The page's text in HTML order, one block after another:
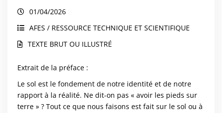
01/04/2026
AFES / RESSOURCE TECHNIQUE ET SCIENTIFIQUE
TEXTE BRUT OU ILLUSTRÉ
Extrait de la préface :
Le sol est le fondement de notre identité et de notre
rapport à la réalité. Ne dit-on pas « avoir les pieds sur
terre » ? Tout ce que nous faisons est fait sur le sol ou à